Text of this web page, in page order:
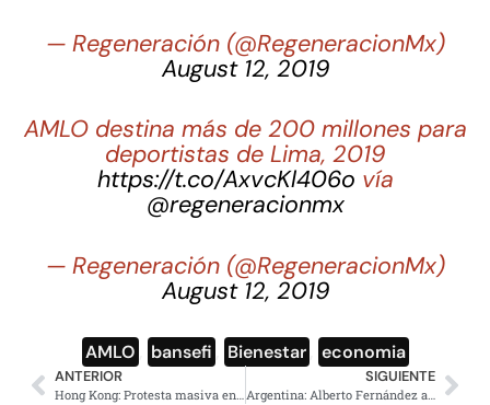
— Regeneración (@RegeneracionMx)
August 12, 2019
AMLO destina más de 200 millones para
deportistas de Lima, 2019
https://t.co/AxvcKl406o vía
@regeneracionmx
— Regeneración (@RegeneracionMx)
August 12, 2019
AMLO bansefi Bienestar economia
ANTERIOR
Hong Kong: Protesta masiva en aeropuertos cancela todo los vuelos
SIGUIENTE
Argentina: Alberto Fernández aplasta al presidente Macri en primarias